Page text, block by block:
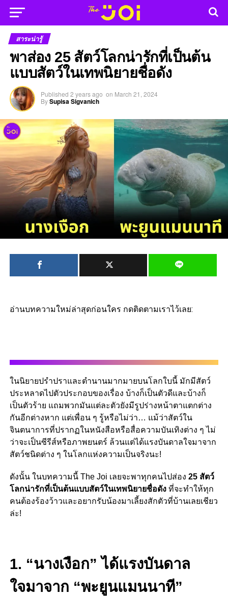
สาระน่ารู้
พาส่อง 25 สัตว์โลกน่ารักที่เป็นต้น
แบบสัตว์ในเทพนิยายชื่อดัง
Published 2 years ago on March 21, 2024
BySupisa Sigvanich
อ่านบทความใหม่ล่าสุดก่อนใคร กดติดตามเราไว้เลย:
ในนิยายปรำปราและตำนานมากมายบนโลกใบนี้ มักมีสัตว์
ประหลาดไปตัวประกอบของเรื่อง บ้างก็เป็นตัวดีและบ้างก็
เป็นตัวร้าย แถมพวกมันแต่ละตัวยังมีรูปร่างหน้าตาแตกต่าง
กันอีกต่างหาก แต่เพื่อน ๆ รู้หรือไม่ว่า… แม้ว่าสัตว์ใน
จินตนาการที่ปรากฏในหนังสือหรือสื่อความบันเทิงต่าง ๆ ไม่
ว่าจะเป็นซีรีส์หรือภาพยนตร์ ล้วนแต่ได้แรงบันดาลใจมาจาก
สัตว์ชนิดต่าง ๆ ในโลกแห่งความเป็นจริงนะ!
ดังนั้น ในบทความนี้ The Joi เลยจะพาทุกคนไปส่อง 25 สัตว์
โลกน่ารักที่เป็นต้นแบบสัตว์ในเทพนิยายชื่อดังที่จะทำให้ทุก
คนต้องร้องว้าวและอยากรับน้องมาเลี้ยงสักตัวที่บ้านเลยเชียว
ล่ะ!
1. “นางเงือก” ได้แรงบันดาล
ใจมาจาก “พะยูนแมนนาที”